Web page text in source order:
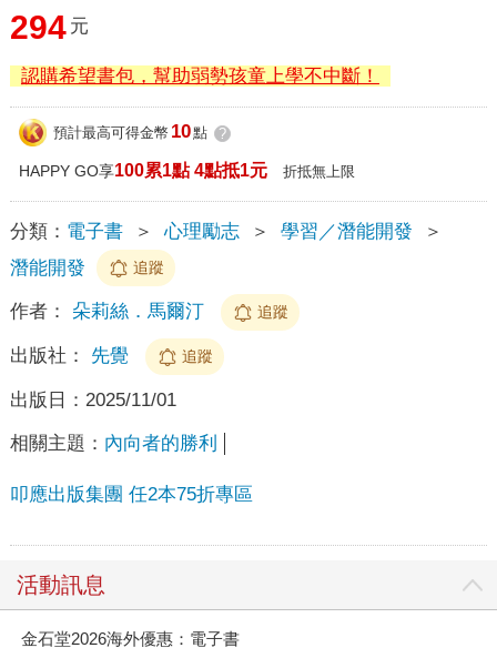
294 元
認購希望書包，幫助弱勢孩童上學不中斷！
預計最高可得金幣 10點 ?
HAPPY GO享100累1點 4點抵1元 折抵無上限
分類： 電子書 ＞ 心理勵志 ＞ 學習／潛能開發
＞
潛能開發
追蹤
作者： 朵莉絲．馬爾汀 追蹤
出版社： 先覺 追蹤
出版日： 2025/11/01
相關主題： 內向者的勝利
叩應出版集團 任2本75折專區
活動訊息
春光ｘ奇幻基地｜全書系展